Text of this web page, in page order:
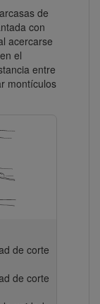
de
con
acercarse
el
entre
montículos
de corte
de corte